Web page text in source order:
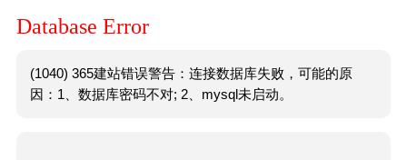
Database Error
(1040) 365建站错误警告：连接数据库失败，可能的原
因：1、数据库密码不对; 2、mysql未启动。